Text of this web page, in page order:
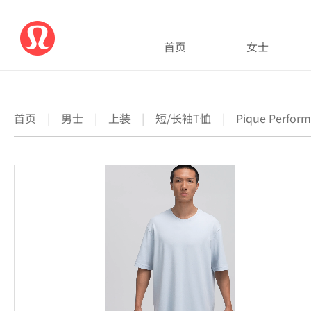
首页 女士
首页 | 男士 | 上装 | 短/长袖T恤 | Pique